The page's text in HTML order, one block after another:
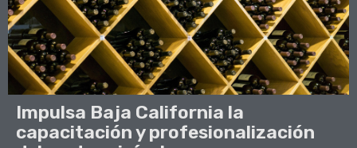
Impulsa Baja California la
capacitación y profesionalización